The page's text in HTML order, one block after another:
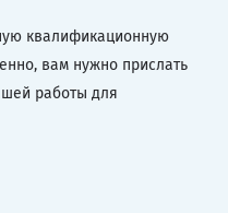
квалификационную
вам нужно прислать
работы для